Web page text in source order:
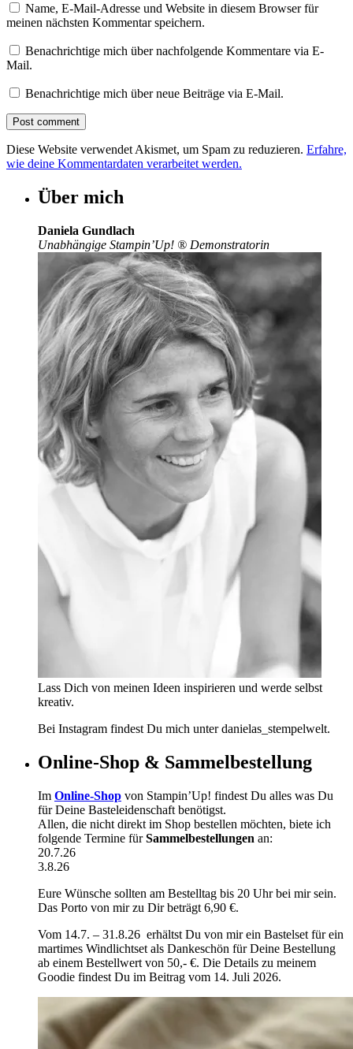
Name, E-Mail-Adresse und Website in diesem Browser für
meinen nächsten Kommentar speichern.
Benachrichtige mich über nachfolgende Kommentare via E-
Mail.
Benachrichtige mich über neue Beiträge via E-Mail.
Diese Website verwendet Akismet, um Spam zu reduzieren. Erfahre,
wie deine Kommentardaten verarbeitet werden.
Über mich
Daniela Gundlach
Unabhängige Stampin’Up! ® Demonstratorin
Lass Dich von meinen Ideen inspirieren und werde selbst
kreativ.
Bei Instagram findest Du mich unter danielas_stempelwelt.
Online-Shop & Sammelbestellung
Im Online-Shop von Stampin’Up! findest Du alles was Du
für Deine Basteleidenschaft benötigst.
Allen, die nicht direkt im Shop bestellen möchten, biete ich
folgende Termine fürSammelbestellungen an:
20.7.26
3.8.26
Eure Wünsche sollten am Bestelltag bis 20 Uhr bei mir sein.
Das Porto von mir zu Dir beträgt 6,90 €.
Vom 14.7. – 31.8.26 erhältst Du von mir ein Bastelset für ein
martimes Windlichtset als Dankeschön für Deine Bestellung
ab einem Bestellwert von 50,- €. Die Details zu meinem
Goodie findest Du im Beitrag vom 14. Juli 2026.